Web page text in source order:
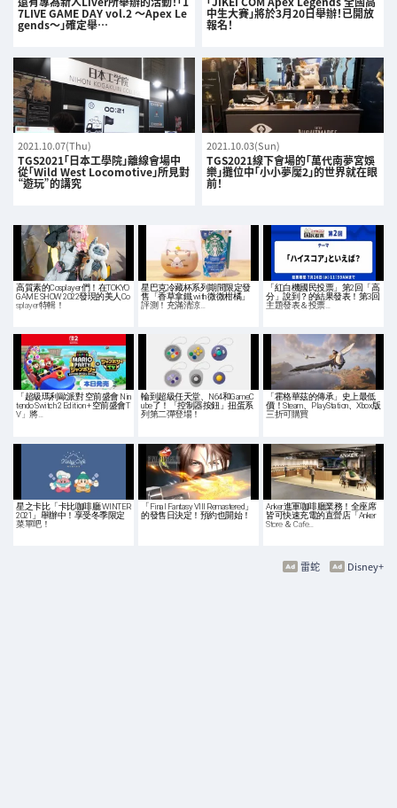
7LIVE GAME DAY vol.2 〜Apex Le
gends〜」確定舉…
中生大賽」將於3月20日舉辦！已開放
報名！
2021.10.07(Thu)
TGS2021「日本工學院」離線會場中
從「Wild West Locomotive」所見對
“遊玩”的講究
2021.10.03(Sun)
TGS2021線下會場的「萬代南夢宮娛
樂」攤位中「小小夢魘2」的世界就在眼
前！
高質素的Cosplayer們！在TOKYO
GAME SHOW 2022發現的美人Co
splayer特輯！
星巴克冷藏杯系列期間限定發
售「香草拿鐵 with 微微柑橘」
評測！充滿清涼…
「紅白機國民投票」第2回「高
分」說到？的結果發表！第3回
主題發表＆投票…
「超級瑪利歐派對 空前盛會 Nin
tendo Switch 2 Edition + 空前盛會T
V」將…
輪到超級任天堂、N64和GameC
ube了！「控制器按鈕」扭蛋系
列第二彈登場！
「霍格華茲的傳承」史上最低
價！Steam、PlayStation、Xbox版
三折可購買
星之卡比「卡比咖啡廳 WINTER
2021」舉辦中！享受冬季限定
菜單吧！
「Final Fantasy VIII Remastered」
的發售日決定！預約也開始！
Anker進軍咖啡廳業務！全座席
皆可快速充電的直營店「Anker
Store ＆ Cafe…
Disney+
雷蛇